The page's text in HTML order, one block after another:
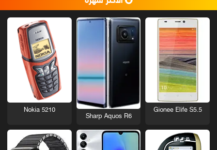
Gionee Elife S5.5
Sharp Aquos R6
Nokia 5210